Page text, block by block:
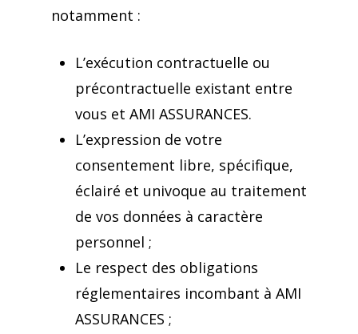
notamment :
L’exécution contractuelle ou
précontractuelle existant entre
vous et AMI ASSURANCES.
L’expression de votre
consentement libre, spécifique,
éclairé et univoque au traitement
de vos données à caractère
personnel ;
Le respect des obligations
réglementaires incombant à AMI
ASSURANCES ;